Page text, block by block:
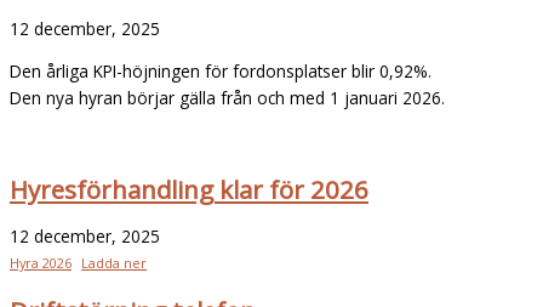
12 december, 2025
Den årliga KPI-höjningen för fordonsplatser blir 0,92%.
Den nya hyran börjar gälla från och med 1 januari 2026.
Hyresförhandling klar för 2026
12 december, 2025
Hyra 2026 Ladda ner